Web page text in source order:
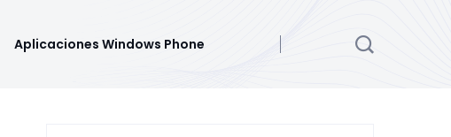
Aplicaciones Windows Phone